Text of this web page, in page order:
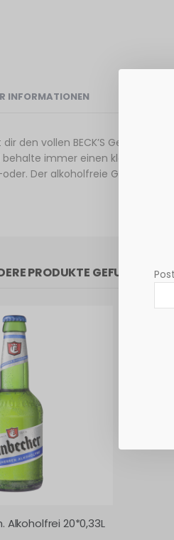
dir den vollen BECK’S
immer einen klaren
Der alkoholfreie Genuss,
INFORMATIONEN
PRODUKTE GEFUNDEN,
Alkoholfrei 20*0,33L